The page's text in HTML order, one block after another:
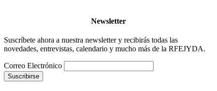
Newsletter
Suscríbete ahora a nuestra newsletter y recibirás todas las
novedades, entrevistas, calendario y mucho más de la RFEJYDA.
Correo Electrónico